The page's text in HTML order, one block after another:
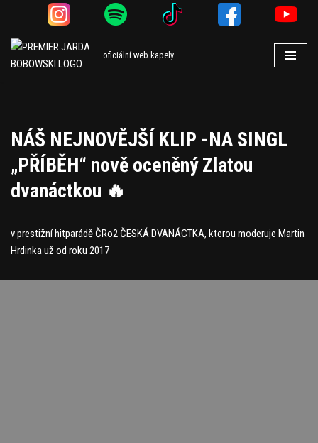
Přeskočit
oficiální web kapely
NÁŠ NEJNOVĚJŠÍ KLIP -NA SINGL
„PŘÍBĚH“ nově oceněný Zlatou
dvanáctkou 🔥
v prestižní hitparádě ČRo2 ČESKÁ DVANÁCTKA, kterou moderuje Martin
Hrdinka už od roku 2017